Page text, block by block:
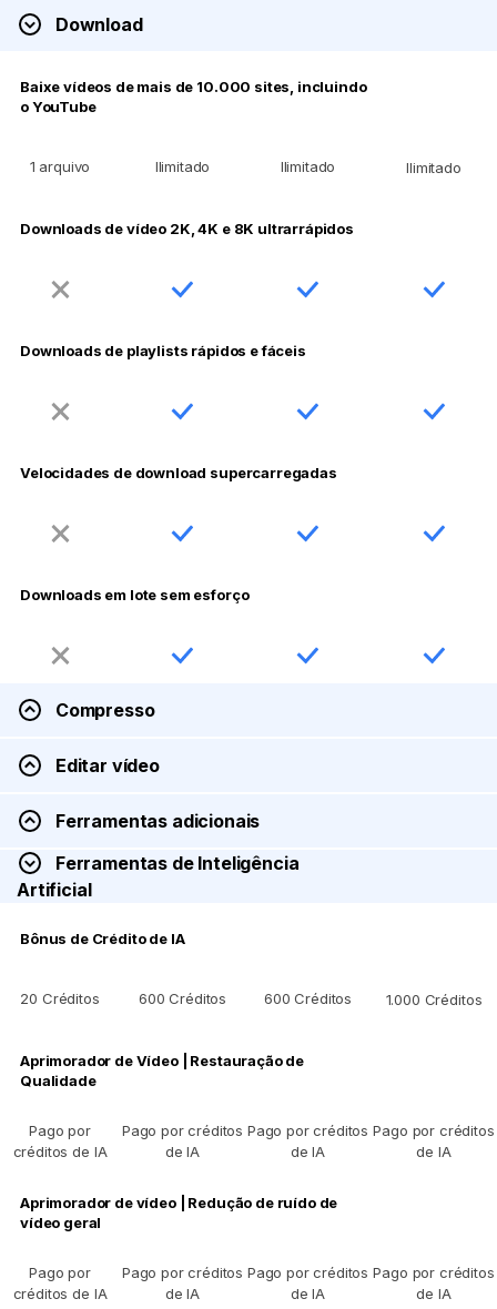
Download
Baixe vídeos de mais de 10.000 sites, incluindo
o YouTube
1 arquivo Ilimitado Ilimitado Ilimitado
Downloads de vídeo 2K, 4K e 8K ultrarrápidos
Downloads de playlists rápidos e fáceis
Velocidades de download supercarregadas
Downloads em lote sem esforço
Compresso
Editar vídeo
Ferramentas adicionais
Ferramentas de Inteligência
Artificial
Bônus de Crédito de IA
20 Créditos 600 Créditos 600 Créditos 1.000 Créditos
Aprimorador de Vídeo | Restauração de
Qualidade
Pago por
créditos de IA
Pago por créditos
de IA
Pago por créditos
de IA
Pago por créditos
de IA
Aprimorador de vídeo | Redução de ruído de
vídeo geral
Pago por
créditos de IA
Pago por créditos
de IA
Pago por créditos
de IA
Pago por créditos
de IA